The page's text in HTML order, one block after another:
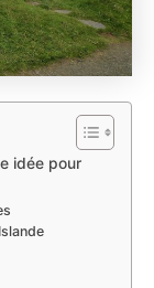
idée pour